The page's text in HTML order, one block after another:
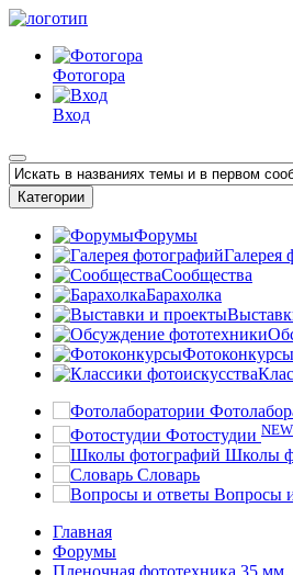
Фотогора
Вход
Категории
Форумы
Галерея
Сообщества
Барахолка
Фотоконкурсы
Фотостудии NEW
Школы
Словарь
Вопросы
Главная
Форумы